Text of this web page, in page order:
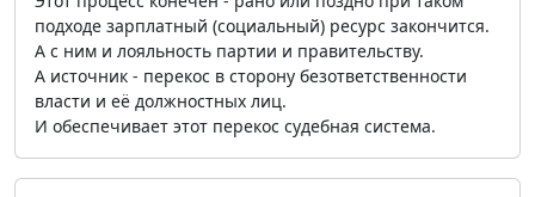
подходе зарплатный (социальный) ресурс закончится.
А с ним и лояльность партии и правительству.
А источник - перекос в сторону безответственности
власти и её должностных лиц.
И обеспечивает этот перекос судебная система.